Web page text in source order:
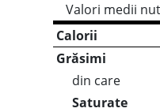
Valori medii
Calorii
Grăsimi
din care
Saturate